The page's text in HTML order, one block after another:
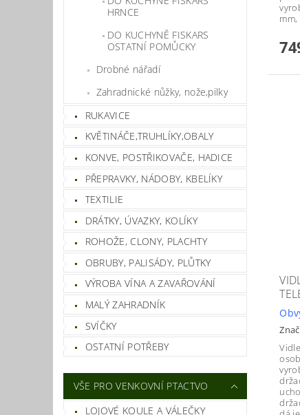
HRNCE
DO KUCHYNĚ FISKARS
OSTATNÍ POMŮCKY
Drobné nářadí
Zahradnické nůžky, nože,pilky
RUKAVICE
KVĚTINÁČE,TRUHLÍKY,OBALY
KONVE, POSTŘIKOVAČE, HADICE
PŘEPRAVKY, NÁDOBY, KBELÍKY
TEXTILIE
DRÁTKY, ÚVAZKY, KOLÍKY
ROHOŽE, CLONY, PLACHTY
OBRUBY, PALISÁDY, PLŮTKY
VÝROBA VÍNA A ZAVAŘOVÁNÍ
MALÝ ZAHRADNÍK
SVÍČKY
OSTATNÍ POTŘEBY
VŠE PRO VENKOVNÍ PTACTVO
LOJOVÉ KOULE A VÁLEČKY
mm,